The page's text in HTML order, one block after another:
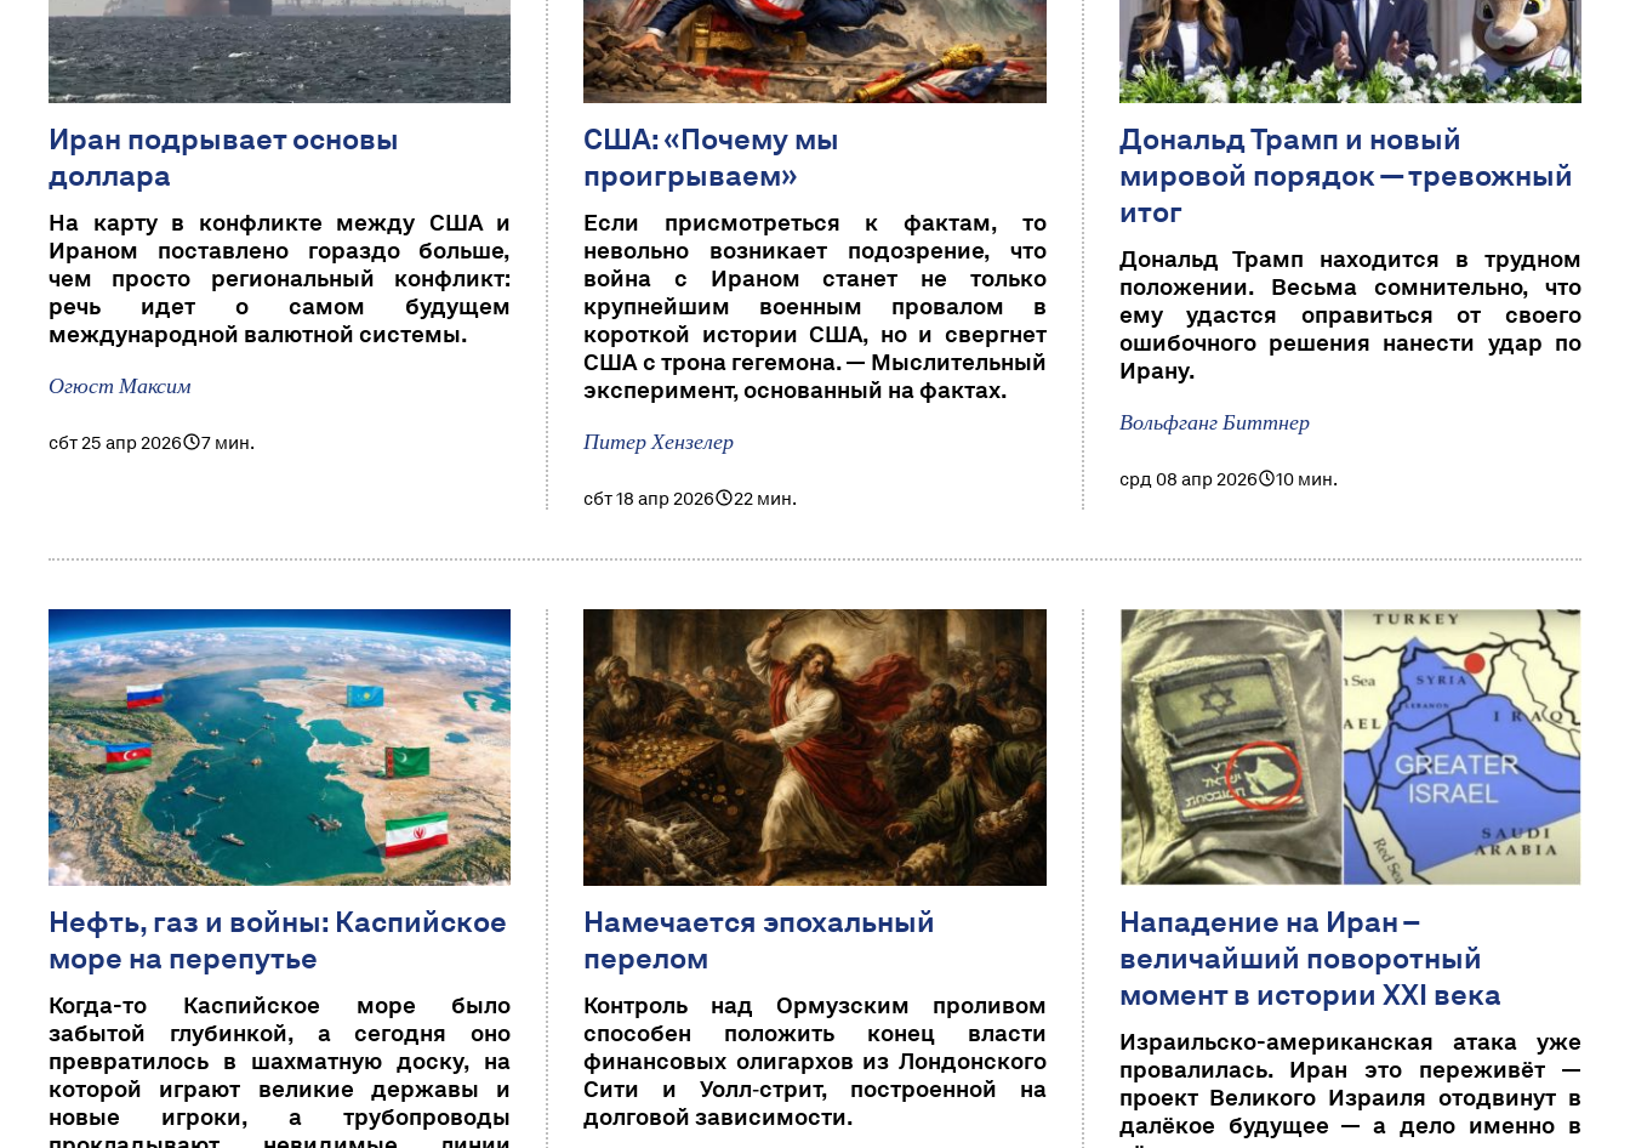
Иран подрывает основы
доллара
На карту в конфликте между США и
Ираном поставлено гораздо больше,
чем просто региональный конфликт:
речь идет о самом будущем
международной валютной системы.
Огюст Максим
сбт 25 апр 2026 7 мин.
США: «Почему мы
проигрываем»
Если присмотреться к фактам, то
невольно возникает подозрение, что
война с Ираном станет не только
крупнейшим военным провалом в
короткой истории США, но и свергнет
США с трона гегемона. — Мыслительный
эксперимент, основанный на фактах.
Питер Хензелер
сбт 18 апр 2026 22 мин.
Дональд Трамп и новый
мировой порядок — тревожный
итог
Дональд Трамп находится в трудном
положении. Весьма сомнительно, что
ему удастся оправиться от своего
ошибочного решения нанести удар по
Ирану.
Вольфганг Биттнер
срд 08 апр 2026 10 мин.
Нефть, газ и войны: Каспийское
море на перепутье
Когда-то Каспийское море было
забытой глубинкой, а сегодня оно
превратилось в шахматную доску, на
которой играют великие державы и
новые игроки, а трубопроводы
Намечается эпохальный
перелом
Контроль над Ормузским проливом
способен положить конец власти
финансовых олигархов из Лондонского
Сити и Уолл‑стрит, построенной на
долговой зависимости.
Нападение на Иран –
величайший поворотный
момент в истории XXI века
Израильско-американская атака уже
провалилась. Иран это переживёт —
проект Великого Израиля отодвинут в
далёкое будущее — а дело именно в